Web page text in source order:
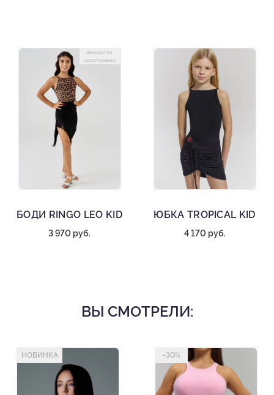
ВЫХОДИТ ИЗ
АССОРТИМЕНТА
БОДИ RINGO LEO KID
3 970 руб.
ЮБКА TROPICAL KID
4 170 руб.
ВЫ СМОТРЕЛИ:
НОВИНКА -30%